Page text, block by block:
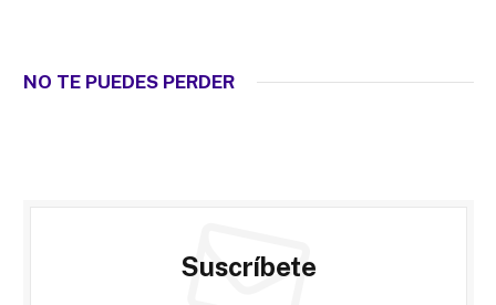
NO TE PUEDES PERDER
Suscríbete